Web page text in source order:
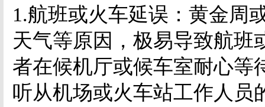
1.航班或火车延误：黄金周
天气等原因，极易导致航班
者在候机厅或候车室耐心等
听从机场或火车站工作人员